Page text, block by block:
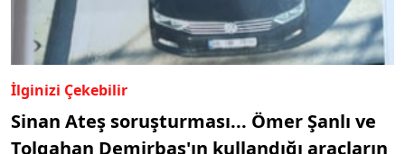
İlginizi Çekebilir
Sinan Ateş soruşturması... Ömer Şanlı ve
Tolgahan Demirbaş'ın kullandığı araçların